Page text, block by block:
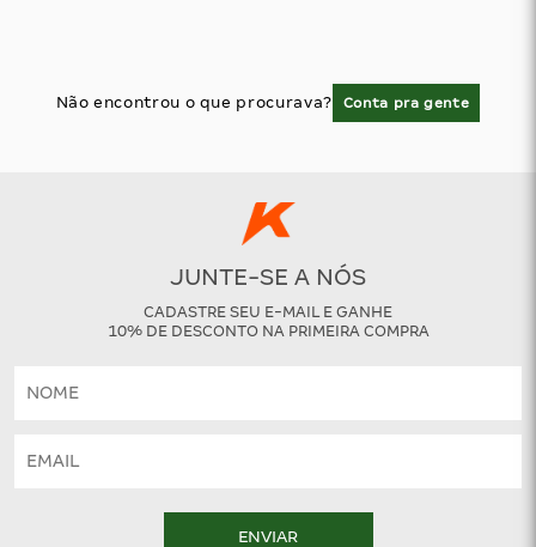
Não encontrou o que procurava? Conta pra gente
JUNTE-SE A NÓS
CADASTRE SEU E-MAIL E GANHE
10% DE DESCONTO NA PRIMEIRA COMPRA
ENVIAR